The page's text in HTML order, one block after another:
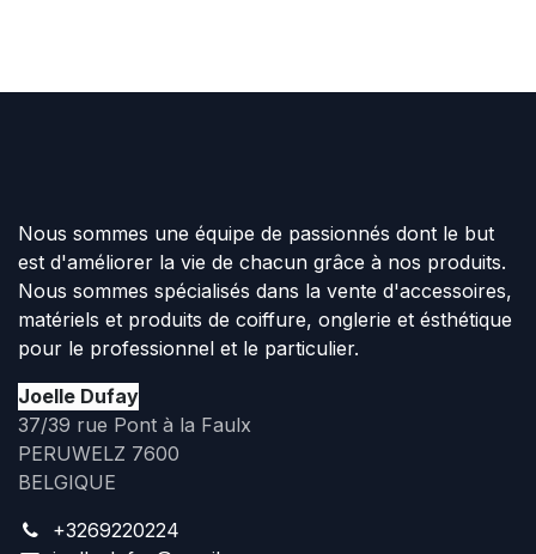
Nous sommes une équipe de passionnés dont le but
est d'améliorer la vie de chacun grâce à nos produits.
Nous sommes spécialisés dans la vente d'accessoires,
matériels et produits de coiffure, onglerie et ésthétique
pour le professionnel et le particulier.
Joelle Dufay
37/39 rue Pont à la Faulx
PERUWELZ 7600
BELGIQUE
+3269220224